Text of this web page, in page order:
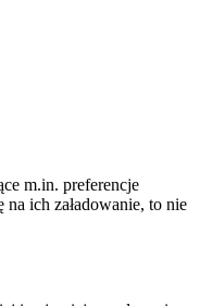
m.in. preferencje
ich załadowanie, to nie